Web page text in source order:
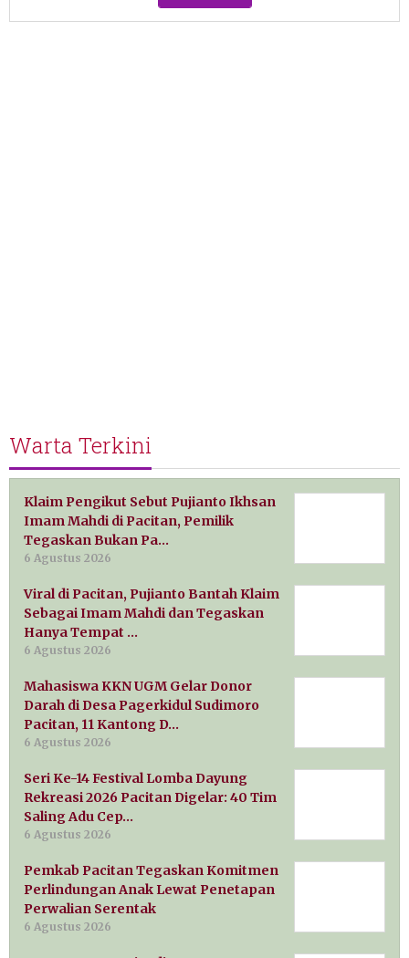
Warta Terkini
Klaim Pengikut Sebut Pujianto Ikhsan
Imam Mahdi di Pacitan, Pemilik
Tegaskan Bukan Pa…
6 Agustus 2026
Viral di Pacitan, Pujianto Bantah Klaim
Sebagai Imam Mahdi dan Tegaskan
Hanya Tempat …
6 Agustus 2026
Mahasiswa KKN UGM Gelar Donor
Darah di Desa Pagerkidul Sudimoro
Pacitan, 11 Kantong D…
6 Agustus 2026
Seri Ke-14 Festival Lomba Dayung
Rekreasi 2026 Pacitan Digelar: 40 Tim
Saling Adu Cep…
6 Agustus 2026
Pemkab Pacitan Tegaskan Komitmen
Perlindungan Anak Lewat Penetapan
Perwalian Serentak
6 Agustus 2026